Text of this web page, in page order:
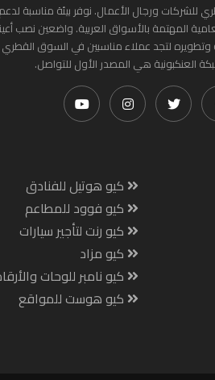
ورجال الأعمال. نوفر بيئة مناسبة لدعم
المهتمة بالأسواق العربية. واضعين نصب
وتطويره لتجد عملاء مناسبين في السوق
العنكبونية هي المصدر الأول للتواصل.
كيو هوتيل للفنادق
كيو فوود للمطاعم
كيو رنت لتأجير سيارات
كيو مزاد
كيو نامبر للوحات
كيو هوست للمواقع